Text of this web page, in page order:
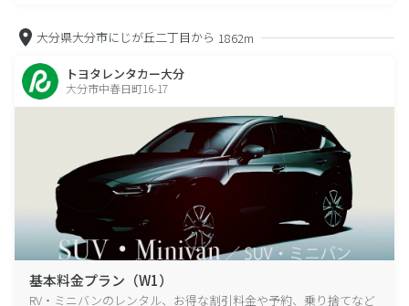
大分県大分市にじが丘二丁目から 1862m
トヨタレンタカー大分
大分市中春日町16-17
基本料金プラン（W1）
RV・ミニバンのレンタル、お得な割引料金や予約、乗り捨てなど